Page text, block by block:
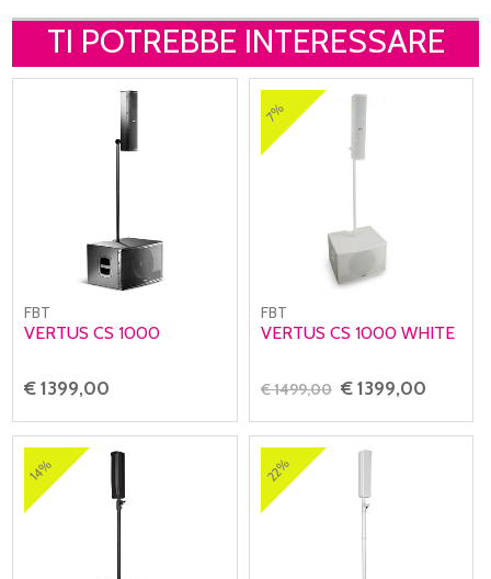
TI POTREBBE INTERESSARE
FBT
VERTUS CS 1000
€ 1399,00
7%
FBT
VERTUS CS 1000 WHITE
€ 1499,00 € 1399,00
14% 22%